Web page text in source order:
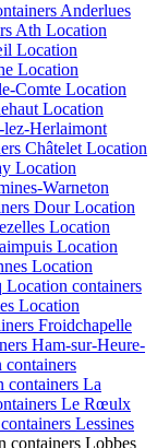
Anderlues
Ath Location
Location
Location
Comte Location
Location
lez-Herlaimont
Châtelet Location
Location
Warneton
Dour Location
Location
Location
Location
Location containers
Location
Froidchapelle
Ham-sur-Heure-
containers
containers La
Le Rœulx
Lessines
containers Lobbes